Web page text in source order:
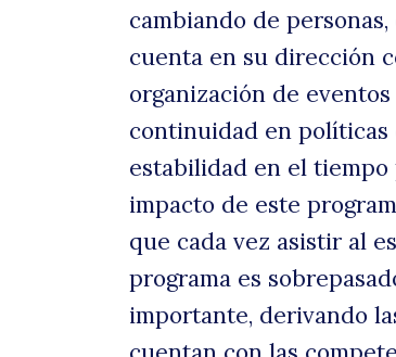
cambiando de
cuenta en su dirección
organización de
continuidad en políticas
estabilidad en el tiempo
impacto de este
que cada vez asistir al
programa es
importante, derivando